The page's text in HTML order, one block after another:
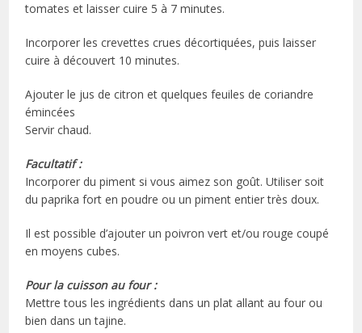
tomates et laisser cuire 5 à 7 minutes.
Incorporer les crevettes crues décortiquées, puis laisser
cuire à découvert 10 minutes.
Ajouter le jus de citron et quelques feuiles de coriandre
émincées
Servir chaud.
Facultatif :
Incorporer du piment si vous aimez son goût. Utiliser soit
du paprika fort en poudre ou un piment entier très doux.
Il est possible d’ajouter un poivron vert et/ou rouge coupé
en moyens cubes.
Pour la cuisson au four :
Mettre tous les ingrédients dans un plat allant au four ou
bien dans un tajine.